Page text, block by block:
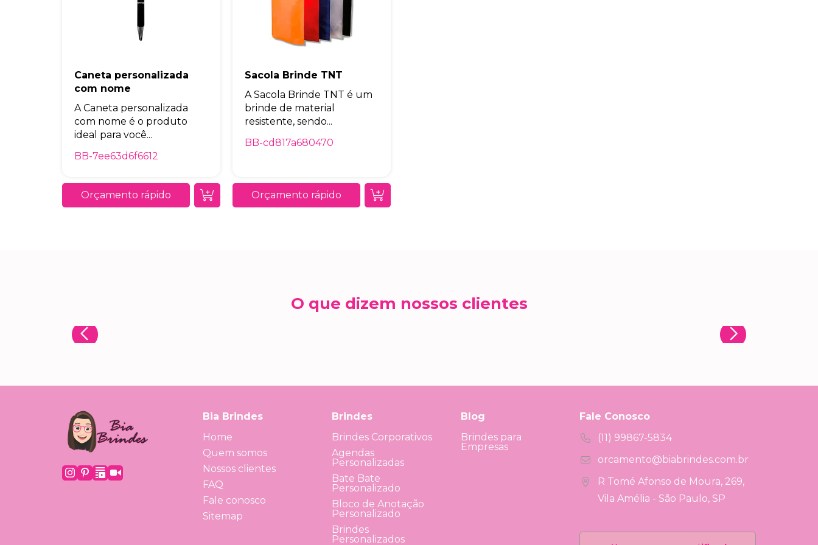
Caneta personalizada
com nome
A Caneta personalizada
com nome é o produto
ideal para você...
BB-7ee63d6f6612
Orçamento rápido
Sacola Brinde TNT
A Sacola Brinde TNT é um
brinde de material
resistente, sendo...
BB-cd817a680470
Orçamento rápido
O que dizem nossos clientes
Bia Brindes
Home
Quem somos
Nossos clientes
FAQ
Fale conosco
Sitemap
Brindes
Brindes Corporativos
Agendas
Personalizadas
Bate Bate
Personalizado
Bloco de Anotação
Personalizado
Brindes
Personalizados
Blog
Brindes para
Empresas
Fale Conosco
(11) 99867-5834
orcamento@biabrindes.com.br
R Tomé Afonso de Moura, 269,
Vila Amélia - São Paulo, SP